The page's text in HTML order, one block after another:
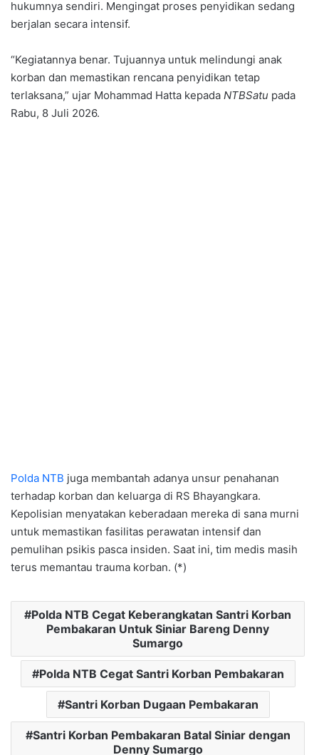
hukumnya sendiri. Mengingat proses penyidikan sedang
berjalan secara intensif.
“Kegiatannya benar. Tujuannya untuk melindungi anak
korban dan memastikan rencana penyidikan tetap
terlaksana,” ujar Mohammad Hatta kepada NTBSatu pada
Rabu, 8 Juli 2026.
Polda NTB juga membantah adanya unsur penahanan
terhadap korban dan keluarga di RS Bhayangkara.
Kepolisian menyatakan keberadaan mereka di sana murni
untuk memastikan fasilitas perawatan intensif dan
pemulihan psikis pasca insiden. Saat ini, tim medis masih
terus memantau trauma korban. (*)
Polda NTB Cegat Keberangkatan Santri Korban
Pembakaran Untuk Siniar Bareng Denny
Sumargo
Polda NTB Cegat Santri Korban Pembakaran
Santri Korban Dugaan Pembakaran
Santri Korban Pembakaran Batal Siniar dengan
Denny Sumargo